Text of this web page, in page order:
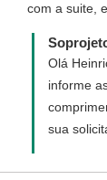
com a suite,
Olá
informe
sua